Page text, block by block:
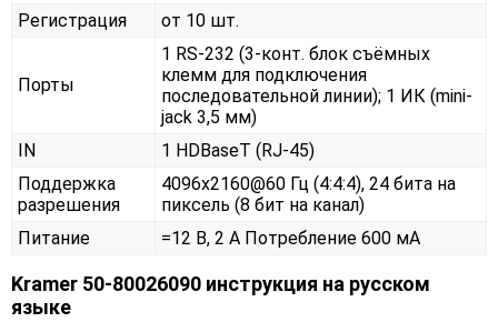
Регистрация
от 10 шт.
Порты
1 RS-232 (3-конт. блок съёмных
клемм для подключения
последовательной линии); 1 ИК (mini-
jack 3,5 мм)
IN
1 HDBaseT (RJ-45)
Поддержка
разрешения
4096x2160@60 Гц (4:4:4), 24 бита на
пиксель (8 бит на канал)
Питание
=12 В, 2 А Потребление 600 мА
Kramer 50-80026090 инструкция на русском
языке